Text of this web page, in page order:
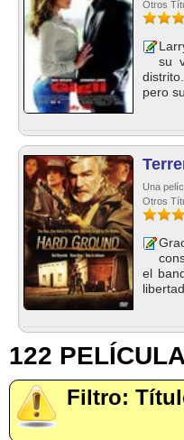
Otros
su
pero
Una
Otros
el
122
Filtro: